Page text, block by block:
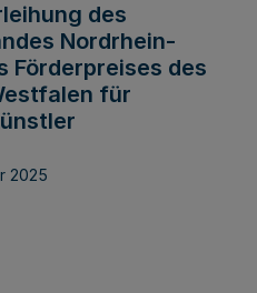
des
Nordrhein-
Förderpreises des
für
2025